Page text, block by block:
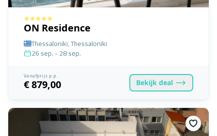
ON Residence
Thessaloniki, Thessaloniki
26 sep. - 28 sep.
Vanafprijs p.p.
€ 879,00 Bekijk deal